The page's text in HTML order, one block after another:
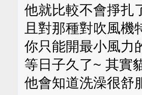
他就比較不會掙扎
且對那種對吹風機
你只能開最小風力
等日子久了~ 其實
他會知道洗澡很舒